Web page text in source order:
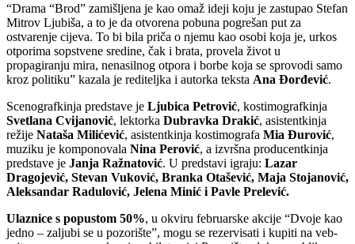
“Drama “Brod” zamišljena je kao omaž ideji koju je zastupao Stefan
Mitrov Ljubiša, a to je da otvorena pobuna pogrešan put za
ostvarenje cijeva. To bi bila priča o njemu kao osobi koja je, urkos
otporima sopstvene sredine, čak i brata, provela život u
propagiranju mira, nenasilnog otpora i borbe koja se sprovodi samo
kroz politiku” kazala je rediteljka i autorka teksta Ana Đorđević.
Scenografkinja predstave je Ljubica Petrović, kostimografkinja
Svetlana Cvijanović, lektorka Dubravka Drakić, asistentkinja
režije Nataša Milićević, asistentkinja kostimografa Mia Đurović,
muziku je komponovala Nina Perović, a izvršna producentkinja
predstave je Janja Ražnatović. U predstavi igraju: Lazar
Dragojević, Stevan Vuković, Branka Otašević, Maja Stojanović,
Aleksandar Radulović, Jelena Minić i Pavle Prelević.
Ulaznice s popustom 50%, u okviru februarske akcije “Dvoje kao
jedno – zaljubi se u pozorište”, mogu se rezervisati i kupiti na veb-